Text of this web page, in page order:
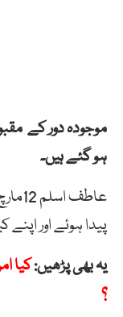
موجودہدورکے
ہو گئے ہیں۔
پیدا ہوئے اور اپنے کیریئر
یہ بھی پڑھیں:کیا
؟